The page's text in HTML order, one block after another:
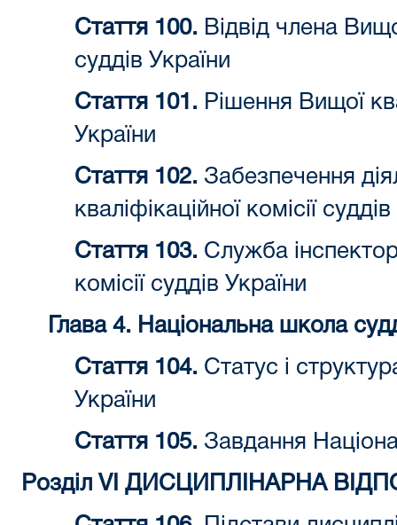
Стаття 100. Відвід члена
суддів України
Стаття 101. Рішення Вищої
України
Стаття 102. Забезпечення
кваліфікаційної комісії
Стаття 103. Служба
комісії суддів України
Глава 4. Національна школа
Стаття 104. Статус і
України
Стаття 105. Завдання
Розділ VI ДИСЦИПЛІНАРНА